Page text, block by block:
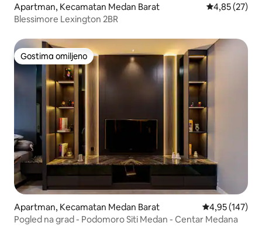
Apartman, Kecamatan Medan Barat Prosečna
4,85 (27)
Blessimore Lexington 2BR
Gostima omiljeno
Gostima omiljeno
Apartman, Kecamatan Medan Barat Prosečna
4,95 (147)
Pogled na grad - Podomoro Siti Medan - Centar Medana